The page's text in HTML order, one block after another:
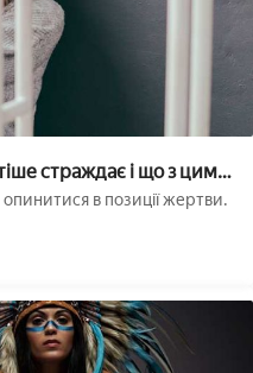
страждає і що з цим
в позиції жертви.